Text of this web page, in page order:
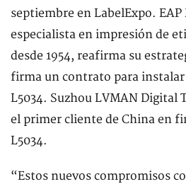
septiembre en LabelExpo. EAP
especialista en impresión de
desde 1954, reafirma su
firma un contrato para instalar
L5034. Suzhou LVMAN Digital
el primer cliente de China en
L5034.
“Estos nuevos compromisos